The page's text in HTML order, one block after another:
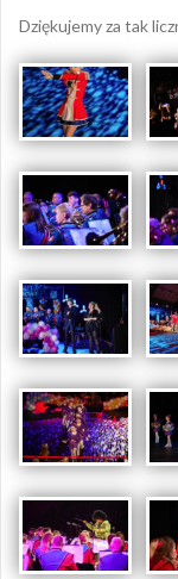
Dziękujemy za tak